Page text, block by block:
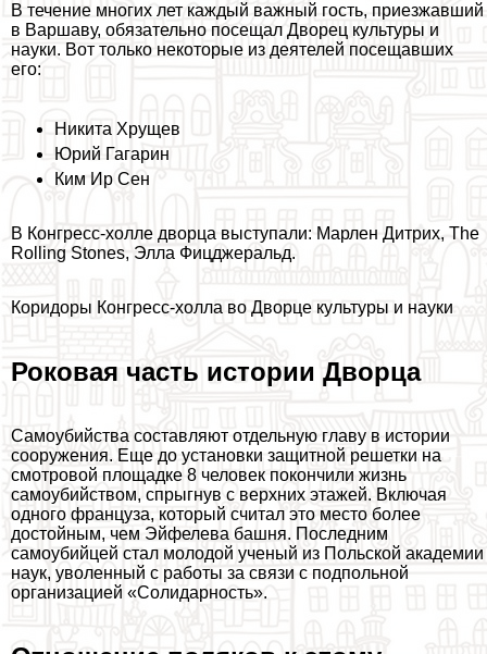
В течение многих лет каждый важный гость, приезжавший
в Варшаву, обязательно посещал Дворец культуры и
науки. Вот только некоторые из деятелей посещавших
его:
Никита Хрущев
Юрий Гагарин
Ким Ир Сен
В Конгресс-холле дворца выступали: Марлен Дитрих, The
Rolling Stones, Элла Фицджеральд.
Коридоры Конгресс-холла во Дворце культуры и науки
Роковая часть истории Дворца
Самоубийства составляют отдельную главу в истории
сооружения. Еще до установки защитной решетки на
смотровой площадке 8 человек покончили жизнь
самоубийством, спрыгнув с верхних этажей. Включая
одного француза, который считал это место более
достойным, чем Эйфелева башня. Последним
самоубийцей стал молодой ученый из Польской академии
наук, уволенный с работы за связи с подпольной
организацией «Солидарность».